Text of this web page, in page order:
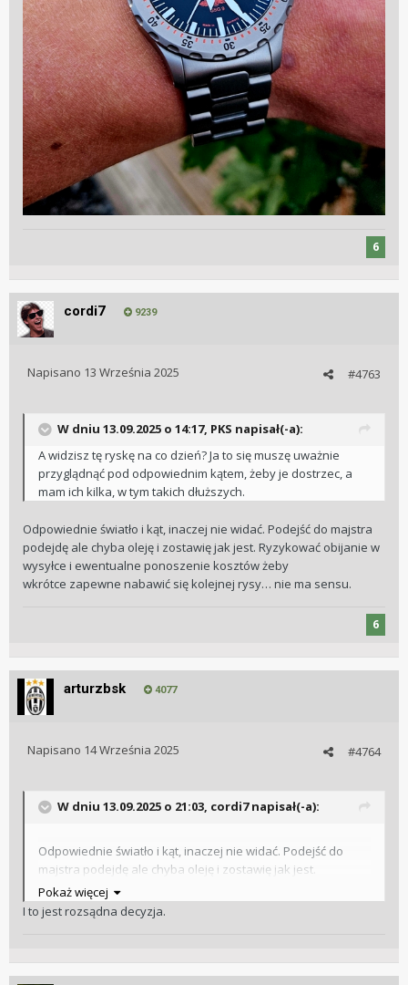
6
cordi7 9239
#4763
Napisano 13 Września 2025
W dniu 13.09.2025 o 14:17, PKS napisał(-a):
A widzisz tę ryskę na co dzień? Ja to się muszę uważnie
przyglądnąć pod odpowiednim kątem, żeby je dostrzec, a
mam ich kilka, w tym takich dłuższych.
Odpowiednie światło i kąt, inaczej nie widać. Podejść do majstra
podejdę ale chyba oleję i zostawię jak jest. Ryzykować obijanie w
wysyłce i ewentualne ponoszenie kosztów żeby
wkrótce zapewne nabawić się kolejnej rysy… nie ma sensu.
6
arturzbsk 4077
#4764
Napisano 14 Września 2025
W dniu 13.09.2025 o 21:03, cordi7napisał(-a):
Odpowiednie światło i kąt, inaczej nie widać. Podejść do
majstra podejdę ale chyba oleję i zostawię jak jest.
Ryzykować obijanie w wysyłce i ewentualne ponoszenie
kosztów żeby wkrótce zapewne nabawić się kolejnej rysy…
nie ma sensu.
Pokaż więcej
I to jest rozsądna decyzja.